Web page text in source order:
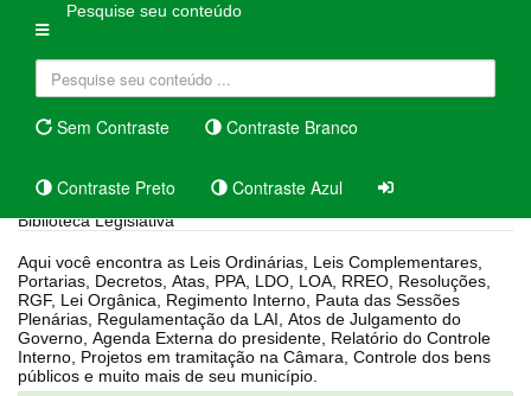
Pesquise seu conteúdo
Sem Contraste Contraste Branco
Contraste Preto Contraste Azul
Biblioteca Legislativa
Aqui você encontra as Leis Ordinárias, Leis Complementares,
Portarias, Decretos, Atas, PPA, LDO, LOA, RREO, Resoluções,
RGF, Lei Orgânica, Regimento Interno, Pauta das Sessões
Plenárias, Regulamentação da LAI, Atos de Julgamento do
Governo, Agenda Externa do presidente, Relatório do Controle
Interno, Projetos em tramitação na Câmara, Controle dos bens
públicos e muito mais de seu município.